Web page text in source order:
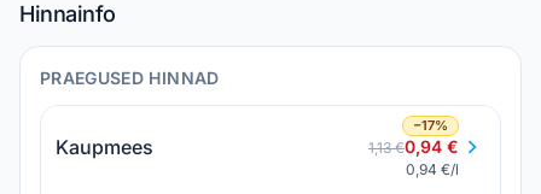
Hinnainfo
PRAEGUSED HINNAD
Kaupmees
−17%
1,13 €0,94 €
0,94 €/l